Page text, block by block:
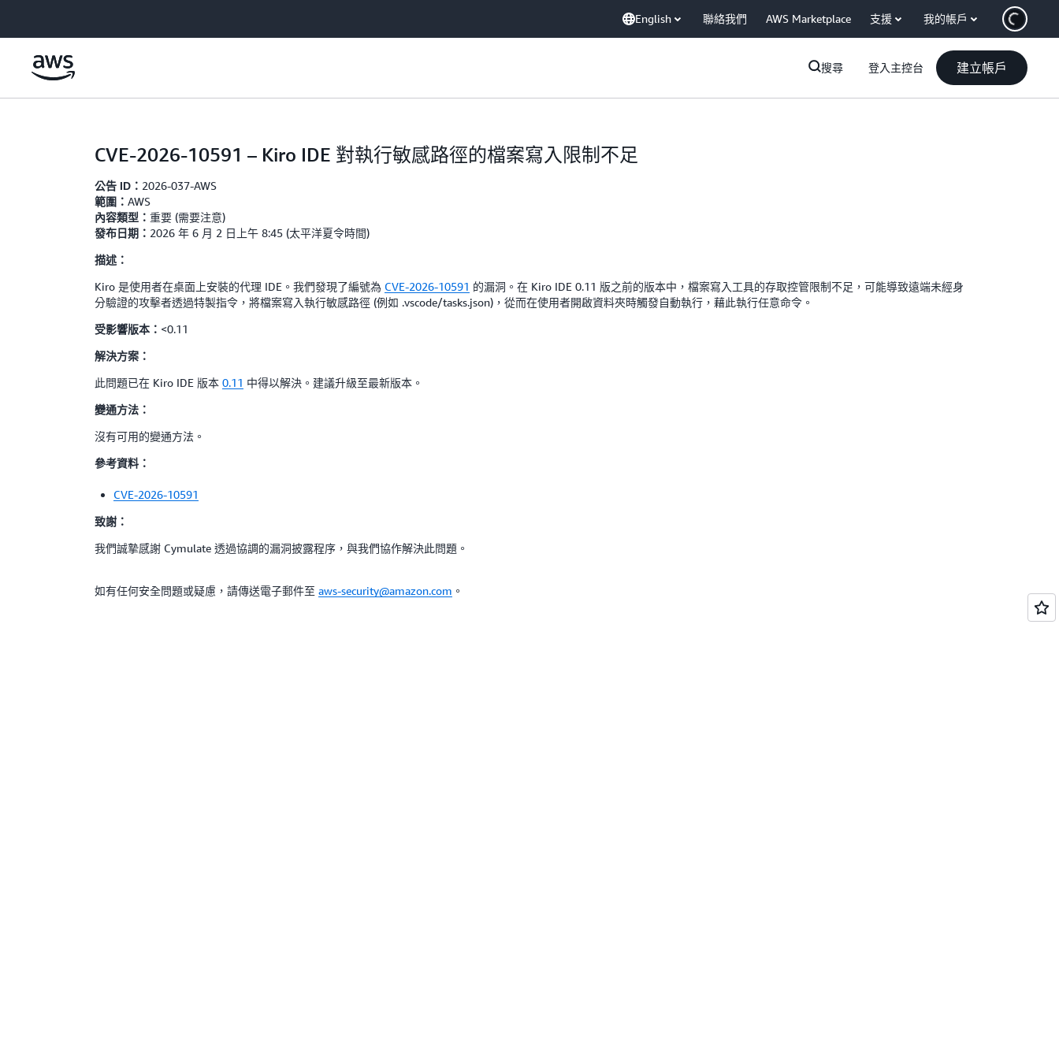
English 聯絡我們 AWS Marketplace 支援 我的帳戶
搜尋 登入主控台 建立帳戶
CVE-2026-10591 – Kiro IDE 對執行敏感路徑的檔案寫入限制不足
公告 ID： 2026-037-AWS
範圍： AWS
內容類型： 重要 (需要注意)
發布日期： 2026 年 6 月 2 日上午 8:45 (太平洋夏令時間)
描述：
Kiro 是使用者在桌面上安裝的代理 IDE。我們發現了編號為 CVE-2026-10591 的漏洞。在 Kiro IDE 0.11 版之前的版本中，檔案寫入工具的存取控管限制不足，可能導致遠端未經身
分驗證的攻擊者透過特製指令，將檔案寫入執行敏感路徑 (例如 .vscode/tasks.json)，從而在使用者開啟資料夾時觸發自動執行，藉此執行任意命令。
受影響版本： <0.11
解決方案：
此問題已在 Kiro IDE 版本 0.11 中得以解決。建議升級至最新版本。
變通方法：
沒有可用的變通方法。
參考資料：
CVE-2026-10591
致謝：
我們誠摯感謝 Cymulate 透過協調的漏洞披露程序，與我們協作解決此問題。
如有任何安全問題或疑慮，請傳送電子郵件至 aws-security@amazon.com 。